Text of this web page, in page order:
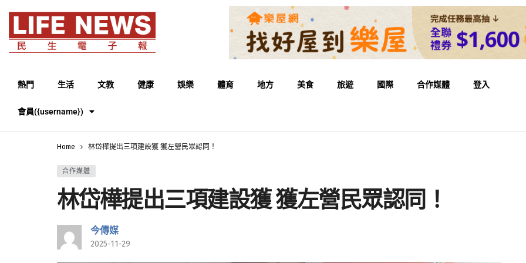
熱門 生活 文教 健康 娛樂 體育 地方 美食 旅遊 國際 合作媒體 登入
會員({username})
Home 林岱樺提出三項建設獲 獲左營民眾認同！
合作媒體
林岱樺提出三項建設獲 獲左營民眾認同！
今傳媒
2025-11-29